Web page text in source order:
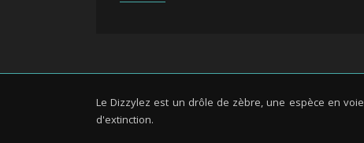
Le Dizzylez est un drôle de zèbre, une espèce en voie
d'extinction.